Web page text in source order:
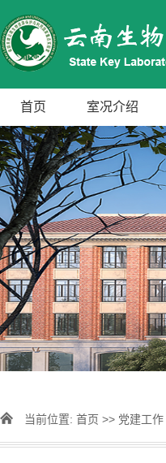
首页 室况介绍
当前位置: 首页 >> 党建工作